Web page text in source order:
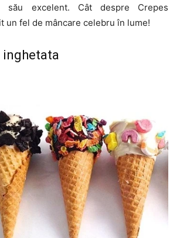
său excelent. Cât despre Crepes
un fel de mâncare celebru în lume!
inghetata